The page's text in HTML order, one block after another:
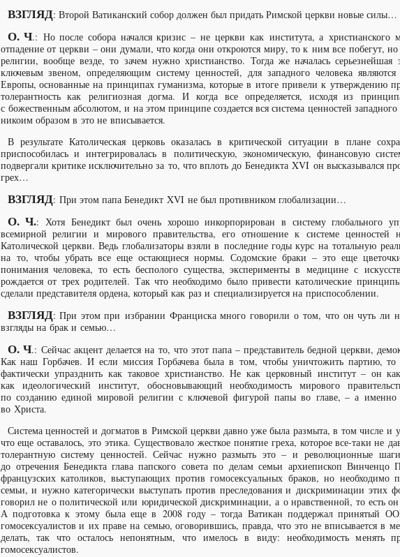
ВЗГЛЯД: Второй Ватиканский собор должен был придать Римской церкви новые силы…
О. Ч.: Но после собора начался кризис – не церкви как института, а христианского
отпадение от церкви – они думали, что когда они откроются миру, то к ним все побегут,
религии, вообще везде, то зачем нужно христианство. Тогда же началась
ключевым звеном, определяющим систему ценностей, для западного человека
Европы, основанные на принципах гуманизма, которые в итоге привели к утверждению
толерантность как религиозная догма. И когда все определяется, исходя из
с божественным абсолютом, и на этом принципе создается вся система ценностей
никоим образом в это не вписывается.
В результате Католическая церковь оказалась в критической ситуации в плане
приспособилась и интегрировалась в политическую, экономическую, финансовую
подвергали критике исключительно за то, что вплоть до Бенедикта XVI он высказывался
грех…
ВЗГЛЯД: При этом папа Бенедикт XVI не был противником глобализации…
О. Ч.: Хотя Бенедикт был очень хорошо инкорпорирован в систему глобального
всемирной религии и мирового правительства, его отношение к системе ценностей
Католической церкви. Ведь глобализаторы взяли в последние годы курс на тотальную
на то, чтобы убрать все еще остающиеся нормы. Содомские браки – это еще
понимания человека, то есть бесполого существа, эксперименты в медицине с
рождается от трех родителей. Так что необходимо было привести католические
сделали представителя ордена, который как раз и специализируется на приспособлении.
ВЗГЛЯД: При этом при избрании Франциска много говорили о том, что он чуть ли
взгляды на брак и семью…
О. Ч.: Сейчас акцент делается на то, что этот папа – представитель бедной церкви,
Как наш Горбачев. И если миссия Горбачева была в том, чтобы уничтожить партию,
фактически упразднить как таковое христианство. Не как церковный институт – он
как идеологический институт, обосновывающий необходимость мирового
по созданию единой мировой религии с ключевой фигурой папы во главе, – а именно
во Христа.
Система ценностей и догматов в Римской церкви давно уже была размыта, в том числе и
что еще оставалось, это этика. Существовало жесткое понятие греха, которое все-таки не
толерантную систему ценностей. Сейчас нужно размыть это – и революционные
до отречения Бенедикта глава папского совета по делам семьи архиепископ Винченцо
французских католиков, выступающих против гомосексуальных браков, но
семьи, и нужно категорически выступать против преследования и дискриминации этих
говорил не о политической или юридической дискриминации, а о нравственной, то есть он
А подготовка к этому была еще в 2008 году – тогда Ватикан поддержал принятый
гомосексуалистов и их праве на семью, оговорившись, правда, что это не вписывается в
делать, так что осталось непонятным, что имелось в виду: необходимость менять
гомосексуалистов.